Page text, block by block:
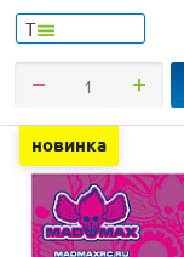
Т
новинка